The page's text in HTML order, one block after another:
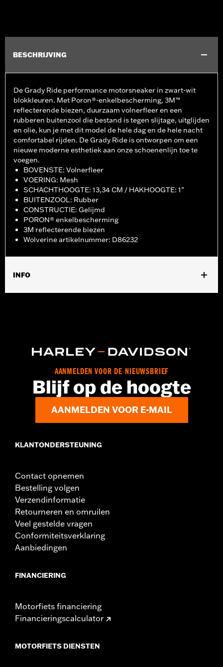
BESCHRIJVING
De Grady Ride performance motorsneaker in zwart-wit
blokkleuren. Met Poron®-enkelbescherming, 3M™
reflecterende biezen, duurzaam volnerfleer en een
rubberen buitenzool die bestand is tegen slijtage, uitglijden
en olie, kun je met dit model de hele dag en de hele nacht
comfortabel rijden. De Grady Ride is ontworpen om een
nieuwe moderne esthetiek aan onze schoenenlijn toe te
voegen.
BOVENSTE: Volnerfleer
VOERING: Mesh
SCHACHTHOOGTE: 13,34 CM / HAKHOOGTE: 1”
BUITENZOOL: Rubber
CONSTRUCTIE: Gelijmd
PORON® enkelbescherming
3M reflecterende biezen
Wolverine artikelnummer: D86232
INFO
Dimension Description:SCHACHTHOOGTE: 13,34 CM /
AANMELDEN VOOR DE NIEUWSBRIEF
Blijf op de hoogte
AANMELDEN VOOR E-MAIL
KLANTONDERSTEUNING
Contact opnemen
Bestelling volgen
Verzendinformatie
Retourneren en omruilen
Veel gestelde vragen
Conformiteitsverklaring
Aanbiedingen
FINANCIERING
Motorfiets financiering
Financieringscalculator
MOTORFIETS DIENSTEN